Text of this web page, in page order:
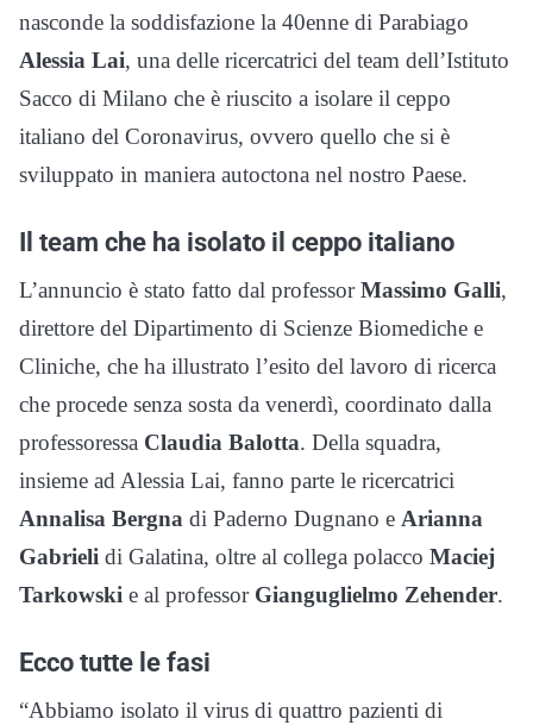
nasconde la soddisfazione la 40enne di Parabiago
Alessia Lai, una delle ricercatrici del team dell’Istituto
Sacco di Milano che è riuscito a isolare il ceppo
italiano del Coronavirus, ovvero quello che si è
sviluppato in maniera autoctona nel nostro Paese.
Il team che ha isolato il ceppo italiano
L’annuncio è stato fatto dal professorMassimo Galli,
direttore del Dipartimento di Scienze Biomediche e
Cliniche, che ha illustrato l’esito del lavoro di ricerca
che procede senza sosta da venerdì, coordinato dalla
professoressa Claudia Balotta. Della squadra,
insieme ad Alessia Lai, fanno parte le ricercatrici
Annalisa Bergna di Paderno Dugnano e Arianna
Gabrieli di Galatina, oltre al collega polacco Maciej
Tarkowski e al professor Gianguglielmo Zehender.
Ecco tutte le fasi
“Abbiamo isolato il virus di quattro pazienti di